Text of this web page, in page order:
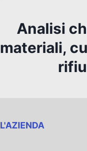
Analisi
materiali,
L'AZIENDA